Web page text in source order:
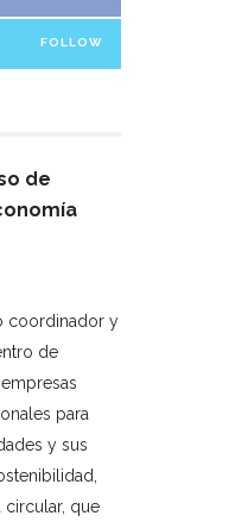
FOLLOW
de
coordinador y
de
para
y sus
que